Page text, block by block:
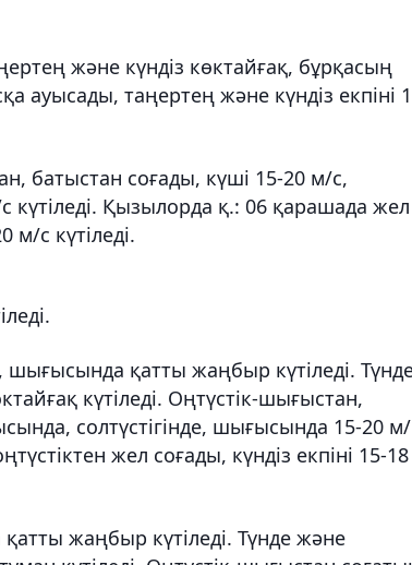
және күндіз көктайғақ, бұрқасың
ауысады, таңертең және күндіз екпіні
батыстан соғады, күші 15-20 м/с,
күтіледі. Қызылорда қ.: 06 қарашада жел
м/с күтіледі.
шығысында қатты жаңбыр күтіледі.
күтіледі. Оңтүстік-шығыстан,
солтүстігінде, шығысында 15-20
жел соғады, күндіз екпіні 15-
қатты жаңбыр күтіледі. Түнде және